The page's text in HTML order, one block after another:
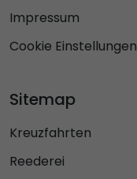
Impressum
Cookie Einstellungen
Sitemap
Kreuzfahrten
Reederei